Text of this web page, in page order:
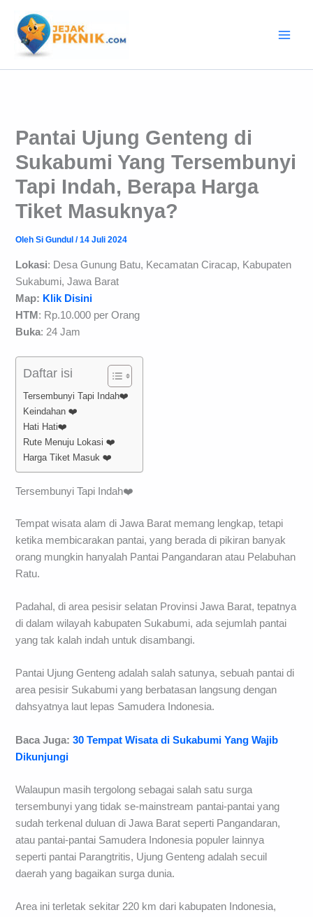
konten
Pantai Ujung Genteng di
Sukabumi Yang Tersembunyi
Tapi Indah, Berapa Harga
Tiket Masuknya?
OlehSi Gundul/14 Juli 2024
Lokasi: Desa Gunung Batu, Kecamatan Ciracap, Kabupaten
Sukabumi, Jawa Barat
Map: Klik Disini
HTM : Rp.10.000 per Orang
Buka: 24 Jam
Daftar isi
Tersembunyi Tapi Indah❤️
Keindahan ❤️
Hati Hati❤️
Rute Menuju Lokasi ❤️
Harga Tiket Masuk ❤️
Tersembunyi Tapi Indah❤️
Tempat wisata alam di Jawa Barat memang lengkap, tetapi
ketika membicarakan pantai, yang berada di pikiran banyak
orang mungkin hanyalah Pantai Pangandaran atau Pelabuhan
Ratu.
Padahal, di area pesisir selatan Provinsi Jawa Barat, tepatnya
di dalam wilayah kabupaten Sukabumi, ada sejumlah pantai
yang tak kalah indah untuk disambangi.
Pantai Ujung Genteng adalah salah satunya, sebuah pantai di
area pesisir Sukabumi yang berbatasan langsung dengan
dahsyatnya laut lepas Samudera Indonesia.
Baca Juga:30 Tempat Wisata di Sukabumi Yang Wajib
Dikunjungi
Walaupun masih tergolong sebagai salah satu surga
tersembunyi yang tidak se-mainstream pantai-pantai yang
sudah terkenal duluan di Jawa Barat seperti Pangandaran,
atau pantai-pantai Samudera Indonesia populer lainnya
seperti pantai Parangtritis, Ujung Genteng adalah secuil
daerah yang bagaikan surga dunia.
Area ini terletak sekitar 220 km dari kabupaten Indonesia,